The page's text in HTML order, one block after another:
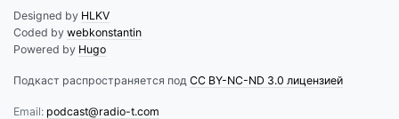
Designed by HLKV
Coded by webkonstantin
Powered by Hugo
Подкаст распространяется под CC BY-NC-ND 3.0 лицензией
Email: podcast@radio-t.com